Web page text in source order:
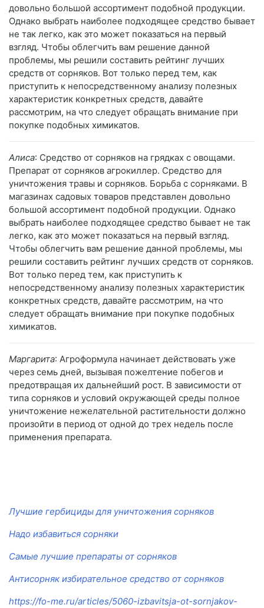
довольно большой ассортимент подобной продукции.
Однако выбрать наиболее подходящее средство бывает
не так легко, как это может показаться на первый
взгляд. Чтобы облегчить вам решение данной
проблемы, мы решили составить рейтинг лучших
средств от сорняков. Вот только перед тем, как
приступить к непосредственному анализу полезных
характеристик конкретных средств, давайте
рассмотрим, на что следует обращать внимание при
покупке подобных химикатов.
Алиса: Средство от сорняков на грядках с овощами.
Препарат от сорняков агрокиллер. Средство для
уничтожения травы и сорняков. Борьба с сорняками. В
магазинах садовых товаров представлен довольно
большой ассортимент подобной продукции. Однако
выбрать наиболее подходящее средство бывает не так
легко, как это может показаться на первый взгляд.
Чтобы облегчить вам решение данной проблемы, мы
решили составить рейтинг лучших средств от сорняков.
Вот только перед тем, как приступить к
непосредственному анализу полезных характеристик
конкретных средств, давайте рассмотрим, на что
следует обращать внимание при покупке подобных
химикатов.
Маргарита: Агроформула начинает действовать уже
через семь дней, вызывая пожелтение побегов и
предотвращая их дальнейший рост. В зависимости от
типа сорняков и условий окружающей среды полное
уничтожение нежелательной растительности должно
произойти в период от одной до трех недель после
применения препарата.
Лучшие гербициды для уничтожения сорняков
Надо избавиться сорняки
Самые лучшие препараты от сорняков
Антисорняк избирательное средство от сорняков
https://fo-me.ru/articles/5060-izbavitsja-ot-sornjakov-